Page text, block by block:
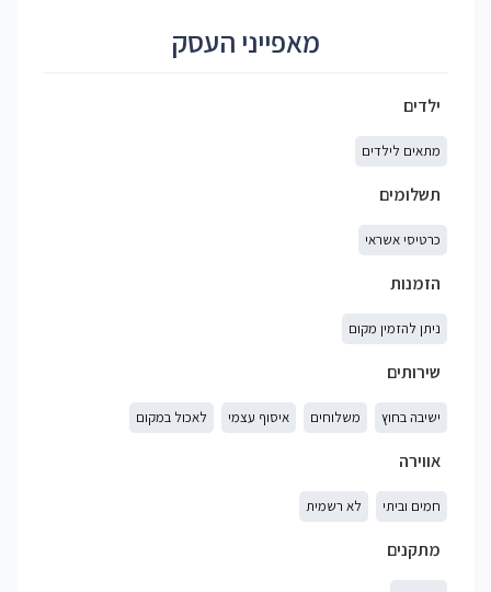
מאפייני העסק
ילדים
מתאים לילדים
תשלומים
כרטיסי אשראי
הזמנות
ניתן להזמין מקום
שירותים
ישיבה בחוץ משלוחים איסוף עצמי לאכול במקום
אווירה
חמים וביתי לא רשמית
מתקנים